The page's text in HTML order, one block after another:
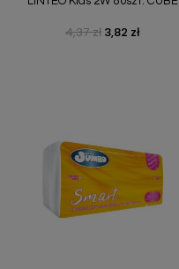
Cena podstawowa
4,37 zł Cena
3,82 zł